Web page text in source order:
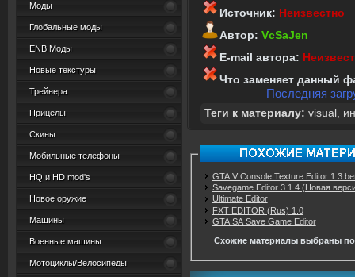
Моды
Глобальные моды
ENB Моды
Новые текстуры
Трейнера
Прицелы
Скины
Мобильные телефоны
HQ и HD mod's
Новое оружие
Машины
Военные машины
Мотоциклы/Велосипеды
Источник: Неизвестно
Автор: VcSaJen
E-mail автора:
Что заменяет данный
Последняя
Теги к материалу: visual
GTA V Console Texture Editor 1.3
Savegame Editor 3.1.4 (Новая
Ultimate Editor
FXT EDITOR (Rus) 1.0
GTA:SA Save Game Editor
Схожие материалы выбраны по